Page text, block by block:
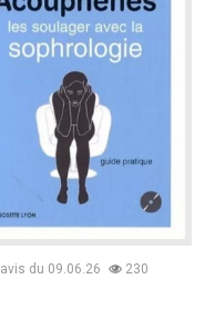
avis du 09.06.26 230